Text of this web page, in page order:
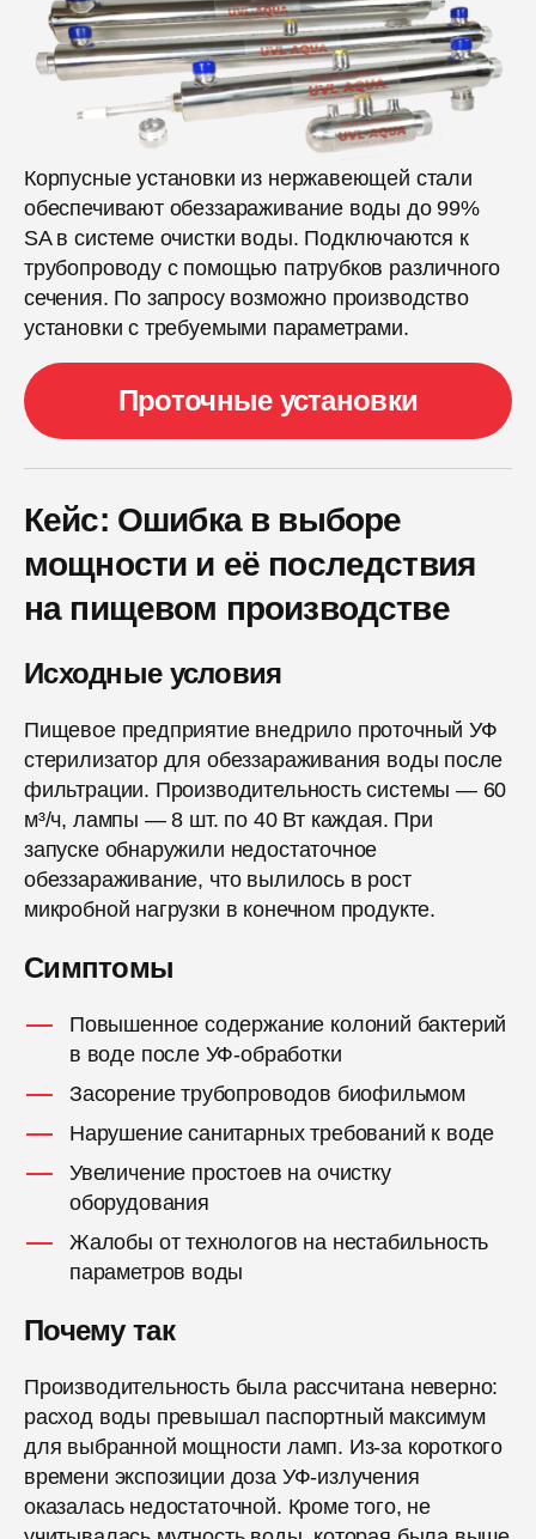
Корпусные установки из нержавеющей стали
обеспечивают обеззараживание воды до 99%
SA в системе очистки воды. Подключаются к
трубопроводу с помощью патрубков различного
сечения. По запросу возможно производство
установки с требуемыми параметрами.
Проточные установки
Кейс: Ошибка в выборе
мощности и её последствия
на пищевом производстве
Исходные условия
Пищевое предприятие внедрило проточный УФ
стерилизатор для обеззараживания воды после
фильтрации. Производительность системы — 60
м³/ч, лампы — 8 шт. по 40 Вт каждая. При
запуске обнаружили недостаточное
обеззараживание, что вылилось в рост
микробной нагрузки в конечном продукте.
Симптомы
Повышенное содержание колоний бактерий
в воде после УФ-обработки
Засорение трубопроводов биофильмом
Нарушение санитарных требований к воде
Увеличение простоев на очистку
оборудования
Жалобы от технологов на нестабильность
параметров воды
Почему так
Производительность была рассчитана неверно:
расход воды превышал паспортный максимум
для выбранной мощности ламп. Из-за короткого
времени экспозиции доза УФ-излучения
оказалась недостаточной. Кроме того, не